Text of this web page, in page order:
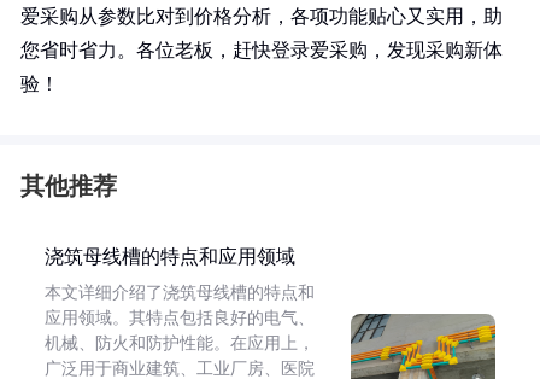
爱采购从参数比对到价格分析，各项功能贴心又实用，助
您省时省力。各位老板，赶快登录爱采购，发现采购新体
验！
其他推荐
浇筑母线槽的特点和应用领域
本文详细介绍了浇筑母线槽的特点和
应用领域。其特点包括良好的电气、
机械、防火和防护性能。在应用上，
广泛用于商业建筑、工业厂房、医院